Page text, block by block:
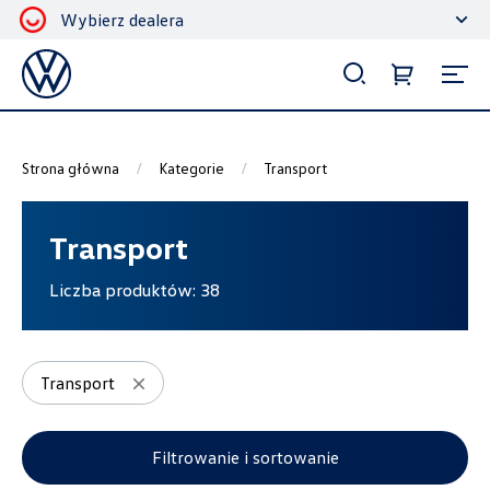
Wybierz dealera
Strona główna Kategorie Transport
Transport
Liczba produktów: 38
Transport
Filtrowanie i sortowanie
Sortuj
Pokaż na stronie
Kategorie
Akcesoria ochronne i użytkowe
186
Filtrowanie i sortowanie